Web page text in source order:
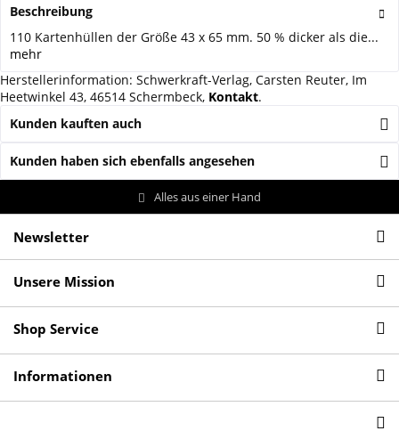
Beschreibung
110 Kartenhüllen der Größe 43 x 65 mm. 50 % dicker als die...
mehr
Herstellerinformation: Schwerkraft-Verlag, Carsten Reuter, Im
Heetwinkel 43, 46514 Schermbeck, Kontakt.
Kunden kauften auch
Kunden haben sich ebenfalls angesehen
Alles aus einer Hand
Newsletter
Unsere Mission
Shop Service
Informationen